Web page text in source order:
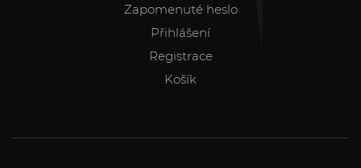
Zapomenuté heslo
Přihlášení
Registrace
Košík